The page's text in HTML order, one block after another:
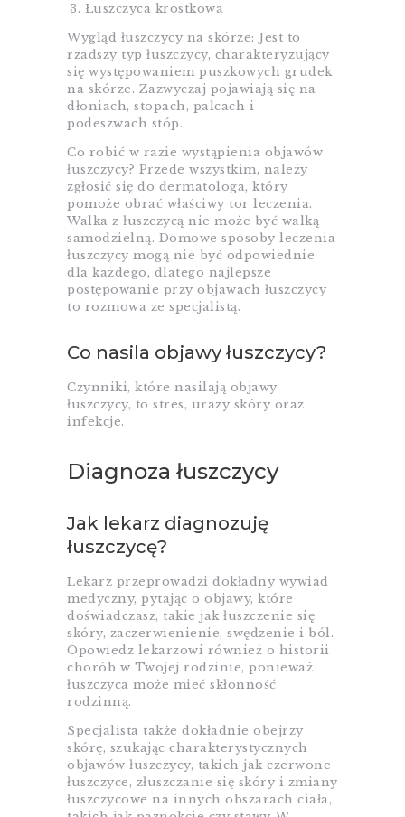
Łuszczyca krostkowa
Wygląd łuszczycy na skórze: Jest to
rzadszy typ łuszczycy, charakteryzujący
się występowaniem puszkowych grudek
na skórze. Zazwyczaj pojawiają się na
dłoniach, stopach, palcach i
podeszwach stóp.
Co robić w razie wystąpienia objawów
łuszczycy? Przede wszystkim, należy
zgłosić się do dermatologa, który
pomoże obrać właściwy tor leczenia.
Walka z łuszczycą nie może być walką
samodzielną. Domowe sposoby leczenia
łuszczycy mogą nie być odpowiednie
dla każdego, dlatego najlepsze
postępowanie przy objawach łuszczycy
to rozmowa ze specjalistą.
Co nasila objawy łuszczycy?
Czynniki, które nasilają objawy
łuszczycy, to stres, urazy skóry oraz
infekcje.
Diagnoza łuszczycy
Jak lekarz diagnozuję
łuszczycę?
Lekarz przeprowadzi dokładny wywiad
medyczny, pytając o objawy, które
doświadczasz, takie jak łuszczenie się
skóry, zaczerwienienie, swędzenie i ból.
Opowiedz lekarzowi również o historii
chorób w Twojej rodzinie, ponieważ
łuszczyca może mieć skłonność
rodzinną.
Specjalista także dokładnie obejrzy
skórę, szukając charakterystycznych
objawów łuszczycy, takich jak czerwone
łuszczyce, złuszczanie się skóry i zmiany
łuszczycowe na innych obszarach ciała,